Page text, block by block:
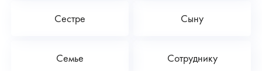
Сестре Сыну
Семье Сотруднику